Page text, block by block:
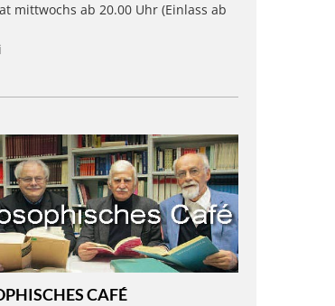
mittwochs ab 20.00 Uhr (Einlass ab
CAFÉ